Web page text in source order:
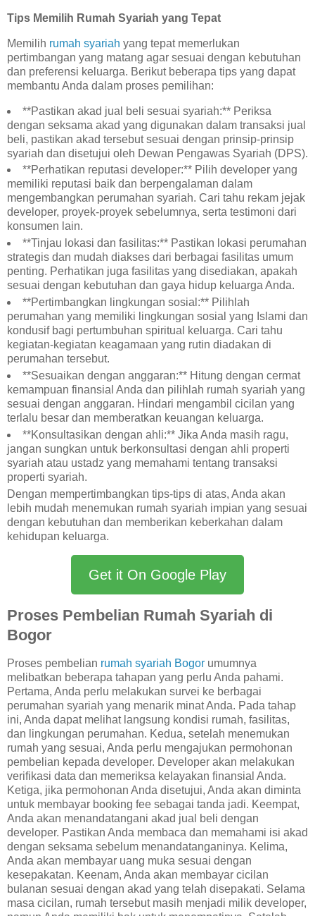
Tips Memilih Rumah Syariah yang Tepat
Memilih rumah syariah yang tepat memerlukan
pertimbangan yang matang agar sesuai dengan kebutuhan
dan preferensi keluarga. Berikut beberapa tips yang dapat
membantu Anda dalam proses pemilihan:
**Pastikan akad jual beli sesuai syariah:** Periksa
dengan seksama akad yang digunakan dalam transaksi jual
beli, pastikan akad tersebut sesuai dengan prinsip-prinsip
syariah dan disetujui oleh Dewan Pengawas Syariah (DPS).
**Perhatikan reputasi developer:** Pilih developer yang
memiliki reputasi baik dan berpengalaman dalam
mengembangkan perumahan syariah. Cari tahu rekam jejak
developer, proyek-proyek sebelumnya, serta testimoni dari
konsumen lain.
**Tinjau lokasi dan fasilitas:** Pastikan lokasi perumahan
strategis dan mudah diakses dari berbagai fasilitas umum
penting. Perhatikan juga fasilitas yang disediakan, apakah
sesuai dengan kebutuhan dan gaya hidup keluarga Anda.
**Pertimbangkan lingkungan sosial:** Pilihlah
perumahan yang memiliki lingkungan sosial yang Islami dan
kondusif bagi pertumbuhan spiritual keluarga. Cari tahu
kegiatan-kegiatan keagamaan yang rutin diadakan di
perumahan tersebut.
**Sesuaikan dengan anggaran:** Hitung dengan cermat
kemampuan finansial Anda dan pilihlah rumah syariah yang
sesuai dengan anggaran. Hindari mengambil cicilan yang
terlalu besar dan memberatkan keuangan keluarga.
**Konsultasikan dengan ahli:** Jika Anda masih ragu,
jangan sungkan untuk berkonsultasi dengan ahli properti
syariah atau ustadz yang memahami tentang transaksi
properti syariah.
Dengan mempertimbangkan tips-tips di atas, Anda akan
lebih mudah menemukan rumah syariah impian yang sesuai
dengan kebutuhan dan memberikan keberkahan dalam
kehidupan keluarga.
Get it On Google Play
Proses Pembelian Rumah Syariah di
Bogor
Proses pembelian rumah syariah Bogor umumnya
melibatkan beberapa tahapan yang perlu Anda pahami.
Pertama, Anda perlu melakukan survei ke berbagai
perumahan syariah yang menarik minat Anda. Pada tahap
ini, Anda dapat melihat langsung kondisi rumah, fasilitas,
dan lingkungan perumahan. Kedua, setelah menemukan
rumah yang sesuai, Anda perlu mengajukan permohonan
pembelian kepada developer. Developer akan melakukan
verifikasi data dan memeriksa kelayakan finansial Anda.
Ketiga, jika permohonan Anda disetujui, Anda akan diminta
untuk membayar booking fee sebagai tanda jadi. Keempat,
Anda akan menandatangani akad jual beli dengan
developer. Pastikan Anda membaca dan memahami isi akad
dengan seksama sebelum menandatanganinya. Kelima,
Anda akan membayar uang muka sesuai dengan
kesepakatan. Keenam, Anda akan membayar cicilan
bulanan sesuai dengan akad yang telah disepakati. Selama
masa cicilan, rumah tersebut masih menjadi milik developer,